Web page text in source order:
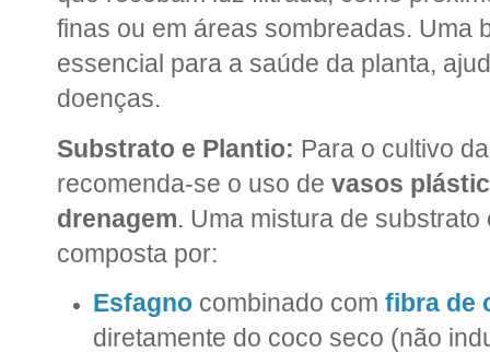
finas ou em áreas sombreadas. Uma
essencial para a saúde da planta,
doenças.
Substrato e Plantio: Para o cultivo
recomenda-se o uso de vasos
drenagem. Uma mistura de
composta por:
Esfagno combinado com fibra de
diretamente do coco seco (não